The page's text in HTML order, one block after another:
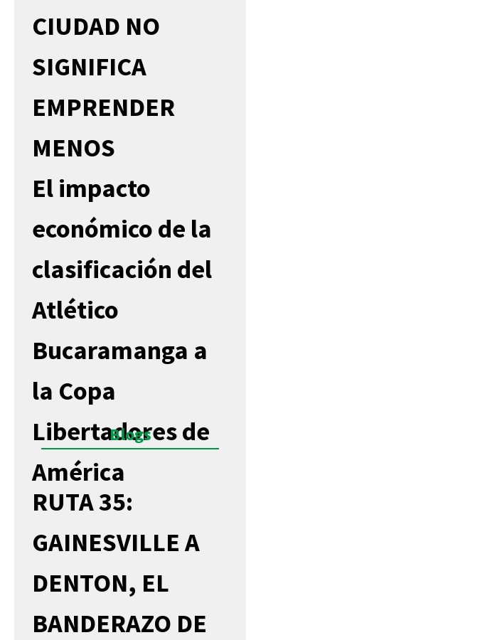
CIUDAD NO
SIGNIFICA
EMPRENDER
MENOS
El impacto
económico de la
clasificación del
Atlético
Bucaramanga a
la Copa
Libertadores de
América
Blogs
RUTA 35:
GAINESVILLE A
DENTON, EL
BANDERAZO DE